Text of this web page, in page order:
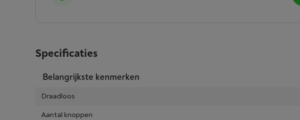
Specificaties
Belangrijkste kenmerken
Draadloos
Aantal knoppen